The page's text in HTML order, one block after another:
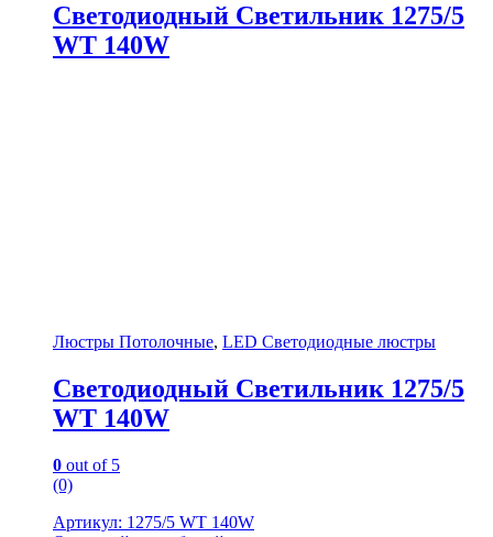
Светодиодный Светильник 1275/5
WT 140W
Люстры Потолочные, LED Светодиодные люстры
Светодиодный Светильник 1275/5
WT 140W
0 out of 5
(0)
Артикул: 1275/5 WT 140W